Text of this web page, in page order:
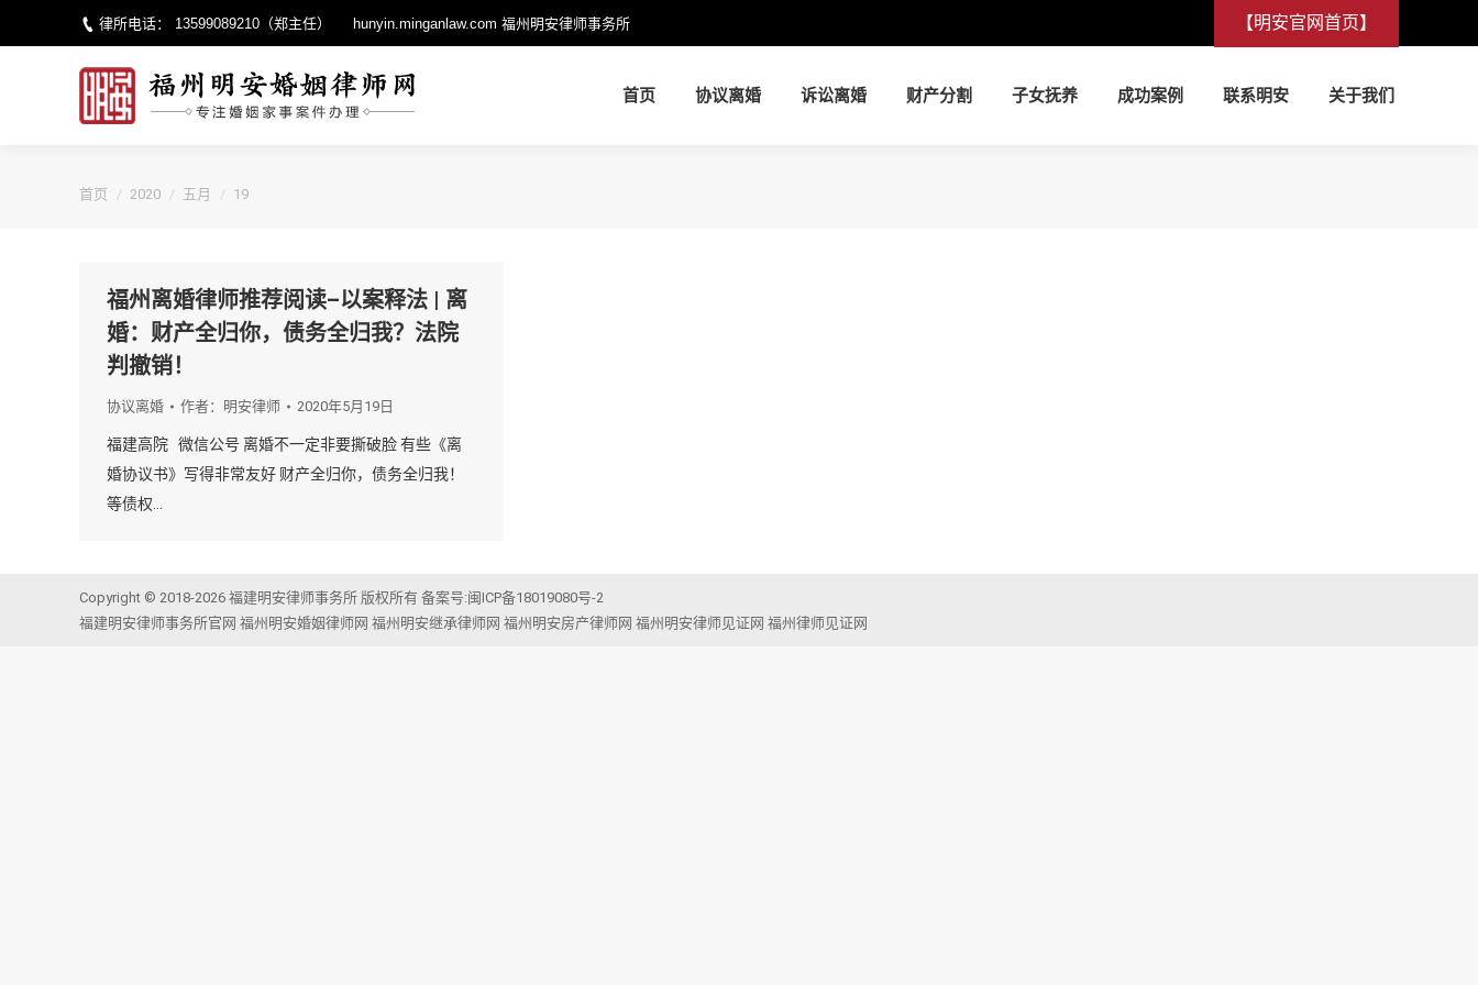
律所电话： 13599089210 （郑主任） hunyin.minganlaw.com 福州明安律师事务所 【明安官网首页】
首页 协议离婚 诉讼离婚 财产分割 子女抚养 成功案例 联系明安 关于我们
您的位置：
首页 2020 五月 19
福州离婚律师推荐阅读–以案释法 | 离
婚：财产全归你，债务全归我？法院
判撤销！
协议离婚 作者： 明安律师 2020年5月19日
福建高院 微信公号 离婚不一定非要撕破脸 有些《离
婚协议书》写得非常友好 财产全归你，债务全归我！
等债权…
Copyright © 2018-2026 福建明安律师事务所 版权所有 备案号:闽ICP备18019080号-2
福建明安律师事务所官网 福州明安婚姻律师网 福州明安继承律师网 福州明安房产律师网 福州明安律师见证网 福州律师见证网
首页 联系明安 关于我们